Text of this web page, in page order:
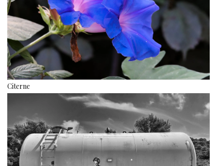
Citerne